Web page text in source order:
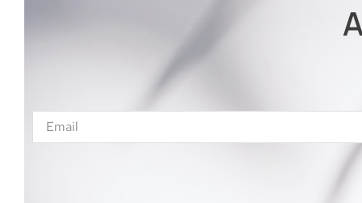
Jogo de cartas colecionáveis
Licenças